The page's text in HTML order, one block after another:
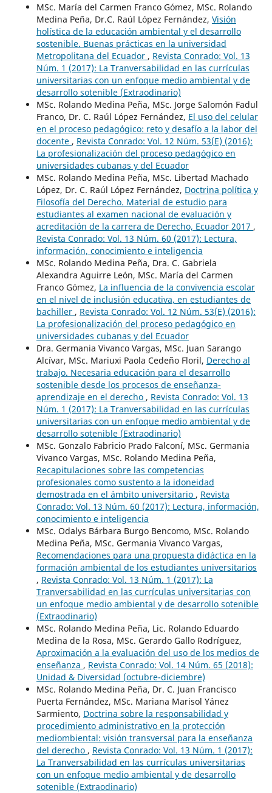
MSc. María del Carmen Franco Gómez, MSc. Rolando
Medina Peña, Dr.C. Raúl López Fernández, Visión
holística de la educación ambiental y el desarrollo
sostenible. Buenas prácticas en la universidad
Metropolitana del Ecuador , Revista Conrado: Vol. 13
Núm. 1 (2017): La Tranversabilidad en las currículas
universitarias con un enfoque medio ambiental y de
desarrollo sotenible (Extraodinario)
MSc. Rolando Medina Peña, MSc. Jorge Salomón Fadul
Franco, Dr. C. Raúl López Fernández, El uso del celular
en el proceso pedagógico: reto y desafío a la labor del
docente , Revista Conrado: Vol. 12 Núm. 53(E) (2016):
La profesionalización del proceso pedagógico en
universidades cubanas y del Ecuador
MSc. Rolando Medina Peña, MSc. Libertad Machado
López, Dr. C. Raúl López Fernández, Doctrina política y
Filosofía del Derecho. Material de estudio para
estudiantes al examen nacional de evaluación y
acreditación de la carrera de Derecho, Ecuador 2017 ,
Revista Conrado: Vol. 13 Núm. 60 (2017): Lectura,
información, conocimiento e inteligencia
MSc. Rolando Medina Peña, Dra. C. Gabriela
Alexandra Aguirre León, MSc. María del Carmen
Franco Gómez, La influencia de la convivencia escolar
en el nivel de inclusión educativa, en estudiantes de
bachiller , Revista Conrado: Vol. 12 Núm. 53(E) (2016):
La profesionalización del proceso pedagógico en
universidades cubanas y del Ecuador
Dra. Germania Vivanco Vargas, MSc. Juan Sarango
Alcívar, MSc. Mariuxi Paola Cedeño Floril, Derecho al
trabajo. Necesaria educación para el desarrollo
sostenible desde los procesos de enseñanza-
aprendizaje en el derecho , Revista Conrado: Vol. 13
Núm. 1 (2017): La Tranversabilidad en las currículas
universitarias con un enfoque medio ambiental y de
desarrollo sotenible (Extraodinario)
MSc. Gonzalo Fabricio Prado Falconí, MSc. Germania
Vivanco Vargas, MSc. Rolando Medina Peña,
Recapitulaciones sobre las competencias
profesionales como sustento a la idoneidad
demostrada en el ámbito universitario , Revista
Conrado: Vol. 13 Núm. 60 (2017): Lectura, información,
conocimiento e inteligencia
MSc. Odalys Bárbara Burgo Bencomo, MSc. Rolando
Medina Peña, MSc. Germania Vivanco Vargas,
Recomendaciones para una propuesta didáctica en la
formación ambiental de los estudiantes universitarios
, Revista Conrado: Vol. 13 Núm. 1 (2017): La
Tranversabilidad en las currículas universitarias con
un enfoque medio ambiental y de desarrollo sotenible
(Extraodinario)
MSc. Rolando Medina Peña, Lic. Rolando Eduardo
Medina de la Rosa, MSc. Gerardo Gallo Rodríguez,
Aproximación a la evaluación del uso de los medios de
enseñanza , Revista Conrado: Vol. 14 Núm. 65 (2018):
Unidad & Diversidad (octubre-diciembre)
MSc. Rolando Medina Peña, Dr. C. Juan Francisco
Puerta Fernández, MSc. Mariana Marisol Yánez
Sarmiento, Doctrina sobre la responsabilidad y
procedimiento administrativo en la protección
mediombiental: visión transversal para la enseñanza
del derecho , Revista Conrado: Vol. 13 Núm. 1 (2017):
La Tranversabilidad en las currículas universitarias
con un enfoque medio ambiental y de desarrollo
sotenible (Extraodinario)